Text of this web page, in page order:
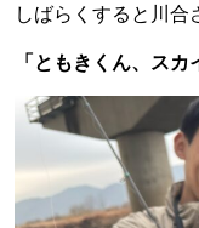
しばらくすると川合
「ともきくん、スカ